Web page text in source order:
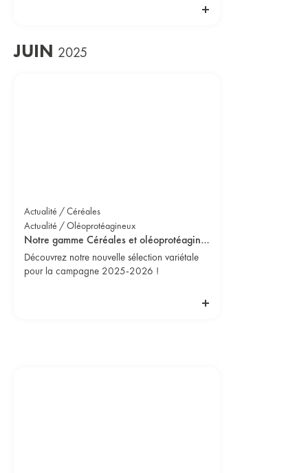
JUIN 2025
Actualité / Céréales
Actualité / Oléoprotéagineux
Notre gamme Céréales et oléoprotéagineux 2025/2026 est disponible !
Découvrez notre nouvelle sélection variétale
pour la campagne 2025-2026 !